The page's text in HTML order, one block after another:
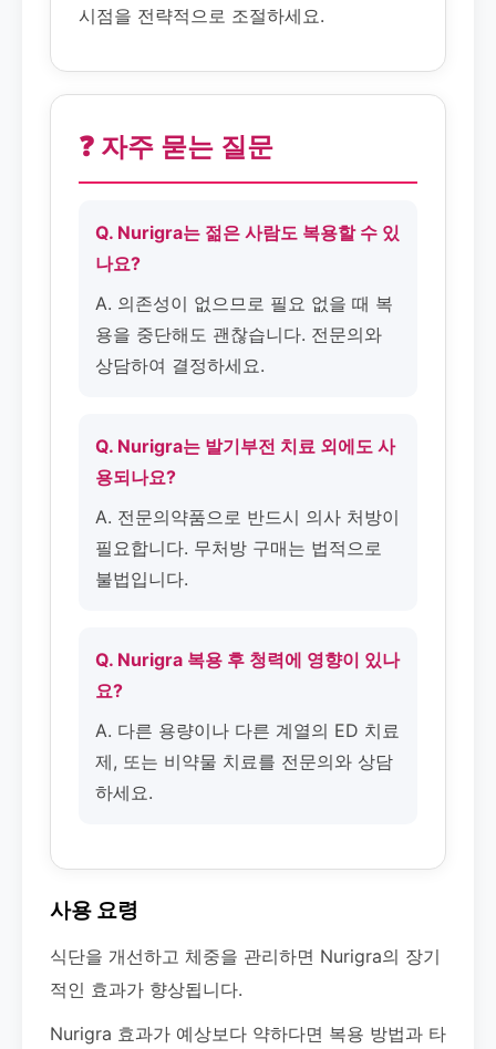
시점을 전략적으로 조절하세요.
❓ 자주 묻는 질문
Q. Nurigra는 젊은 사람도 복용할 수 있
나요?
A. 의존성이 없으므로 필요 없을 때 복
용을 중단해도 괜찮습니다. 전문의와
상담하여 결정하세요.
Q. Nurigra는 발기부전 치료 외에도 사
용되나요?
A. 전문의약품으로 반드시 의사 처방이
필요합니다. 무처방 구매는 법적으로
불법입니다.
Q. Nurigra 복용 후 청력에 영향이 있나
요?
A. 다른 용량이나 다른 계열의 ED 치료
제, 또는 비약물 치료를 전문의와 상담
하세요.
사용 요령
식단을 개선하고 체중을 관리하면 Nurigra의 장기
적인 효과가 향상됩니다.
Nurigra 효과가 예상보다 약하다면 복용 방법과 타